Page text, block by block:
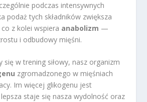
podczas intensywnych
podaż tych składników zwiększa
co z kolei wspiera anabolizm —
i odbudowy mięśni.
się w trening siłowy, nasz organizm
zgromadzonego w mięśniach
Im więcej glikogenu jest
staje się nasza wydolność oraz